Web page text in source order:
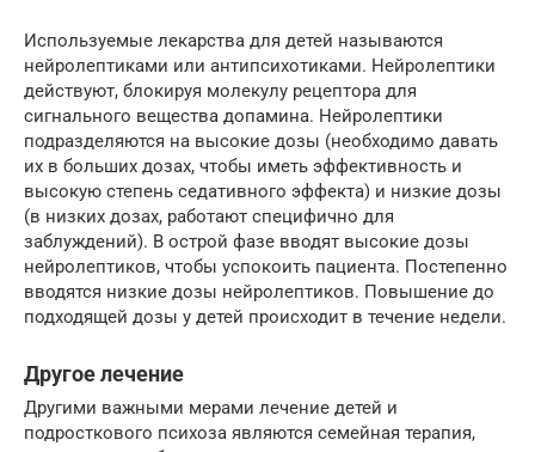
Используемые лекарства для детей называются
нейролептиками или антипсихотиками. Нейролептики
действуют, блокируя молекулу рецептора для
сигнального вещества допамина. Нейролептики
подразделяются на высокие дозы (необходимо давать
их в больших дозах, чтобы иметь эффективность и
высокую степень седативного эффекта) и низкие дозы
(в низких дозах, работают специфично для
заблуждений). В острой фазе вводят высокие дозы
нейролептиков, чтобы успокоить пациента. Постепенно
вводятся низкие дозы нейролептиков. Повышение до
подходящей дозы у детей происходит в течение недели.
Другое лечение
Другими важными мерами лечение детей и
подросткового психоза являются семейная терапия,